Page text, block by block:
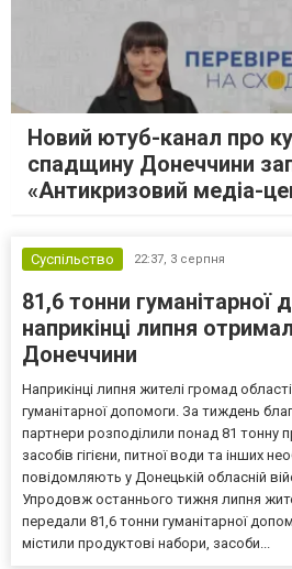
Новий ютуб-канал про
спадщину Донеччини
«Антикризовий медіа-
Суспільство 22:37, 3 серпня
81,6 тонни гуманітарної
наприкінці липня
Донеччини
Наприкінці липня жителі громад
гуманітарної допомоги. За тиждень
партнери розподілили понад 81 тонну
засобів гігієни, питної води та інших
повідомляють у Донецькій обласній
Упродовж останнього тижня липня
передали 81,6 тонни гуманітарної
містили продуктові набори, засоби...